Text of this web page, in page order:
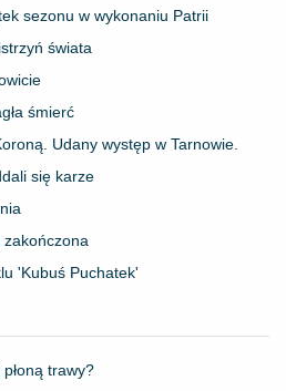
sezonu w wykonaniu Patrii
świata
śmierć
Udany występ w Tarnowie.
się karze
'Kubuś Puchatek'
trawy?